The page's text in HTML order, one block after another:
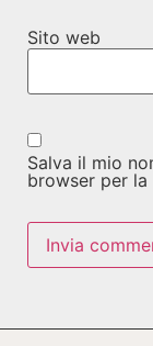
Sito web
Salva il mio
browser per